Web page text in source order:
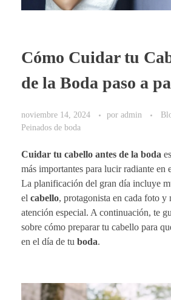
Cómo Cuidar tu
de la Boda paso a
noviembre 14, 2024 por admin
Peinados de boda
Cuidar tu cabello antes de la boda
más importantes para lucir radiante en
La planificación del gran día incluye
el cabello, protagonista en cada foto y
atención especial. A continuación, te
sobre cómo preparar tu cabello para
en el día de tu boda.